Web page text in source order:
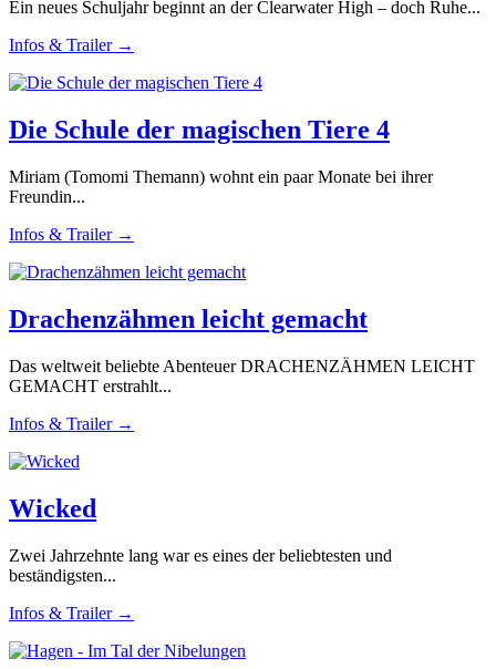
Ein neues Schuljahr beginnt an der Clearwater High – doch Ruhe...
Infos & Trailer →
Die Schule der magischen Tiere 4
Miriam (Tomomi Themann) wohnt ein paar Monate bei ihrer
Freundin...
Infos & Trailer →
Drachenzähmen leicht gemacht
Das weltweit beliebte Abenteuer DRACHENZÄHMEN LEICHT
GEMACHT erstrahlt...
Infos & Trailer →
Wicked
Zwei Jahrzehnte lang war es eines der beliebtesten und
beständigsten...
Infos & Trailer →